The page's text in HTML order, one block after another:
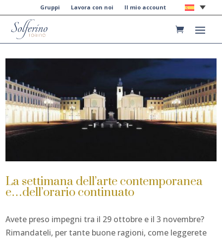
Gruppi Lavora con noi Il mio account
La settimana dell’arte contemporanea
e…dell’orario continuato
Avete preso impegni tra il 29 ottobre e il 3 novembre?
Rimandateli, per tante buone ragioni, come leggerete